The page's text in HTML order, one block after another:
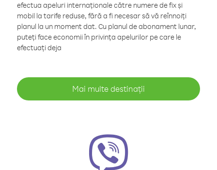
efectua apeluri internaționale către numere de fix și
mobil la tarife reduse, fără a fi necesar să vă reînnoiți
planul la un moment dat. Cu planul de abonament lunar,
puteți face economii în privința apelurilor pe care le
efectuați deja
Mai multe destinații